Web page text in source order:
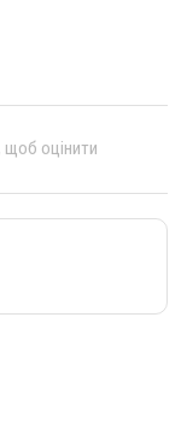
, щоб оцінити